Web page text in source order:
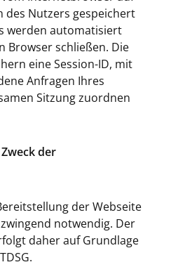
des Nutzers gespeichert
werden automatisiert
Browser schließen. Die
eine Session-ID, mit
Anfragen Ihres
Sitzung zuordnen
der
der Webseite
notwendig. Der
daher auf Grundlage